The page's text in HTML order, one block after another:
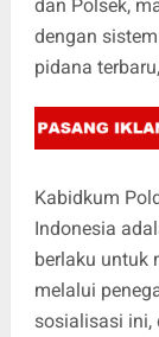
dan Polsek,
dengan
pidana
Kabidkum
Indonesia
berlaku untuk
melalui
sosialisasi ini,